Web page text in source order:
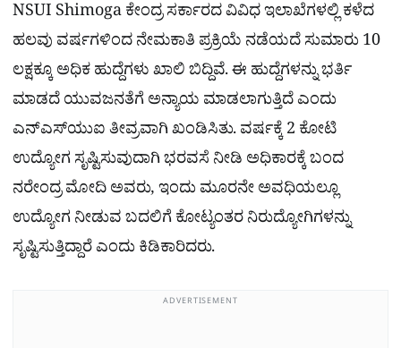
NSUI Shimoga ಕೇಂದ್ರ ಸರ್ಕಾರದ ವಿವಿಧ ಇಲಾಖೆಗಳಲ್ಲಿ ಕಳೆದ
ಹಲವು ವರ್ಷಗಳಿಂದ ನೇಮಕಾತಿ ಪ್ರಕ್ರಿಯೆ ನಡೆಯದೆ ಸುಮಾರು 10
ಲಕ್ಷಕ್ಕೂ ಅಧಿಕ ಹುದ್ದೆಗಳು ಖಾಲಿ ಬಿದ್ದಿವೆ. ಈ ಹುದ್ದೆಗಳನ್ನು ಭರ್ತಿ
ಮಾಡದೆ ಯುವಜನತೆಗೆ ಅನ್ಯಾಯ ಮಾಡಲಾಗುತ್ತಿದೆ ಎಂದು
ಎನ್‌ಎಸ್‌ಯುಐ ತೀವ್ರವಾಗಿ ಖಂಡಿಸಿತು. ವರ್ಷಕ್ಕೆ 2 ಕೋಟಿ
ಉದ್ಯೋಗ ಸೃಷ್ಟಿಸುವುದಾಗಿ ಭರವಸೆ ನೀಡಿ ಅಧಿಕಾರಕ್ಕೆ ಬಂದ
ನರೇಂದ್ರ ಮೋದಿ ಅವರು, ಇಂದು ಮೂರನೇ ಅವಧಿಯಲ್ಲೂ
ಉದ್ಯೋಗ ನೀಡುವ ಬದಲಿಗೆ ಕೋಟ್ಯಂತರ ನಿರುದ್ಯೋಗಿಗಳನ್ನು
ಸೃಷ್ಟಿಸುತ್ತಿದ್ದಾರೆ ಎಂದು ಕಿಡಿಕಾರಿದರು.
ADVERTISEMENT